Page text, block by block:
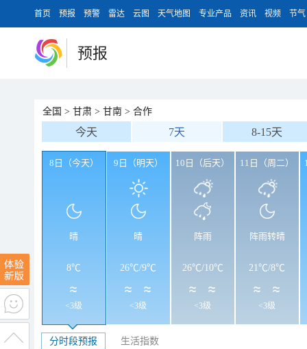
首页 预报 预警 雷达 云图 天气地图 专业产品 资讯 视频 节气
预报
全国 > 甘肃 > 甘南 > 合作
今天 7天 8-15天
8日（今天）
晴
8℃
<3级
9日（明天）
晴
26℃/9℃
<3级
10日（后天）
阵雨
26℃/10℃
<3级
11日（周二）
阵雨转晴
21℃/8℃
<3级
分时段预报 生活指数